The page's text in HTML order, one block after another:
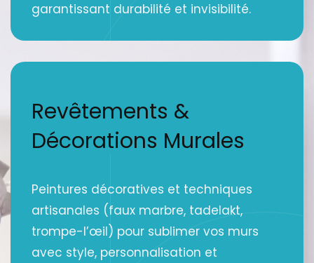
garantissant durabilité et invisibilité.
Revêtements &
Décorations Murales
Peintures décoratives et techniques
artisanales (faux marbre, tadelakt,
trompe-l’œil) pour sublimer vos murs
avec style, personnalisation et